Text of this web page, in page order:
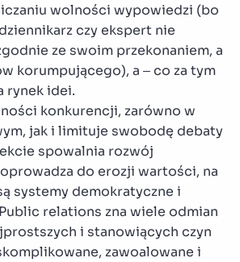
wolności wypowiedzi (bo
czy ekspert nie
ze swoim przekonaniem, a
korumpującego), a – co za tym
rynek idei.
konkurencji, zarówno w
jak i limituje swobodę debaty
spowalnia rozwój
do erozji wartości, na
systemy demokratyczne i
relations zna wiele odmian
i stanowiących czyn
zawoalowane i